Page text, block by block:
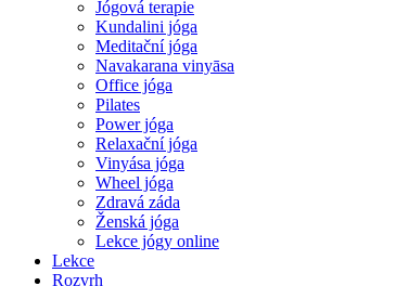
Jógová terapie
Kundalini jóga
Meditační jóga
Navakarana vinyāsa
Office jóga
Pilates
Power jóga
Relaxační jóga
Vinyása jóga
Wheel jóga
Zdravá záda
Ženská jóga
Lekce jógy online
Lekce
Rozvrh